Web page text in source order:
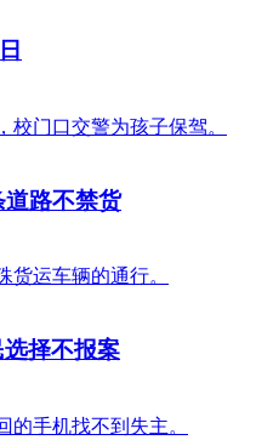
门口交警为孩子保驾。
路不禁货
货运车辆的通行。
择不报案
手机找不到失主。